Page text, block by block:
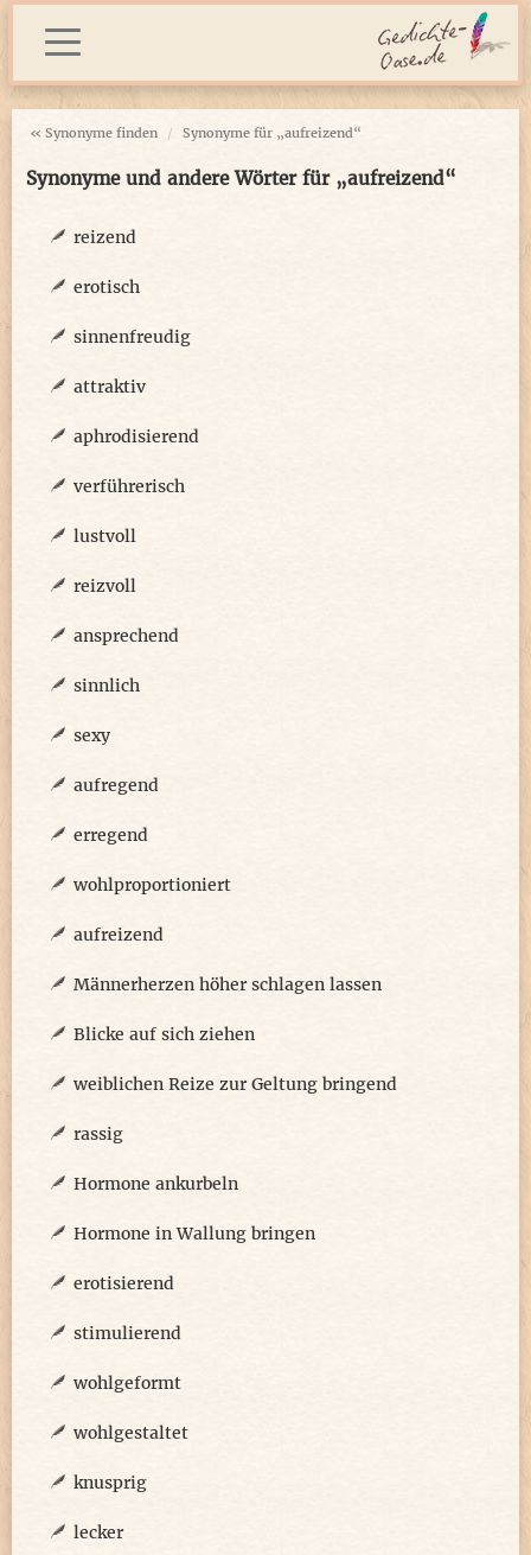
« Synonyme finden Synonyme für „aufreizend“
Synonyme und andere Wörter für „aufreizend“
reizend
erotisch
sinnenfreudig
attraktiv
aphrodisierend
verführerisch
lustvoll
reizvoll
ansprechend
sinnlich
sexy
aufregend
erregend
wohlproportioniert
aufreizend
Männerherzen höher schlagen lassen
Blicke auf sich ziehen
weiblichen Reize zur Geltung bringend
rassig
Hormone ankurbeln
Hormone in Wallung bringen
erotisierend
stimulierend
wohlgeformt
wohlgestaltet
knusprig
lecker